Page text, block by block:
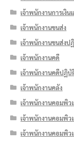
เจ้าพนักงานการเงิ
เจ้าพนักงานขนส่ง
เจ้าพนักงานขนส่งป
เจ้าพนักงานคดี
เจ้าพนักงานคดีปฏิบั
เจ้าพนักงานคลัง
เจ้าพนักงานคอมพิว
เจ้าพนักงานคอมพิว
เจ้าพนักงานคอมพิว